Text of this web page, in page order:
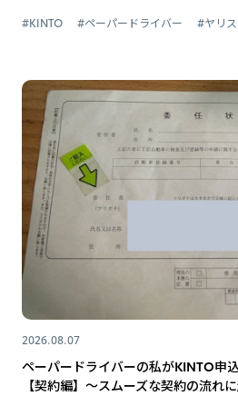
#KINTO #ペーパードライバー #ヤリ
2026.08.07
ペーパードライバーの私がKINTO申
【契約編】～スムーズな契約の流れ